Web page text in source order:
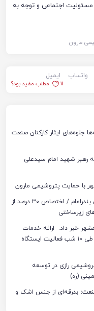
اجتماعی و توجه به
مارون
واتساپ
ایمیل
11
مطلب مفید بود؟
جلوه‌های ایثار کارکنان صنعت
رهبر شهید امام سیدعلی
با حمایت پتروشیمی مارون
تحقق الگوی «توسعه متوازن» در پتروشیمی بندرامام / اختصاص ۳۰ درصد از
زیرساختی
خبر داد: ارائه خدمات
سلامت‌محور به بیش از ۵۰۰ شهروند ماهشهری طی ۱۰ شب فعالیت ایستگاه
رازی در توسعه
(ره)
بدرقه‌ای از جنس اشک و